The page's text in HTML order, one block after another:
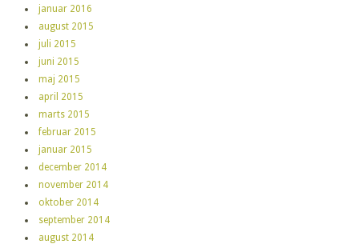
januar 2016
august 2015
juli 2015
juni 2015
maj 2015
april 2015
marts 2015
februar 2015
januar 2015
december 2014
november 2014
oktober 2014
september 2014
august 2014